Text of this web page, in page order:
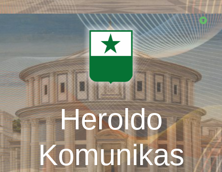
Skip
Heroldo
Komunikas